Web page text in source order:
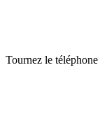
Tournez le téléphone